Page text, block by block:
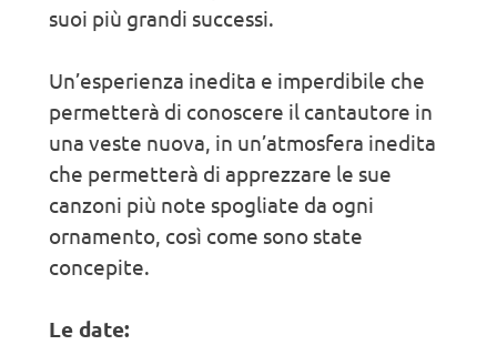
suoi più grandi successi.
Un’esperienza inedita e imperdibile che
permetterà di conoscere il cantautore in
una veste nuova, in un’atmosfera inedita
che permetterà di apprezzare le sue
canzoni più note spogliate da ogni
ornamento, così come sono state
concepite.
Le date: